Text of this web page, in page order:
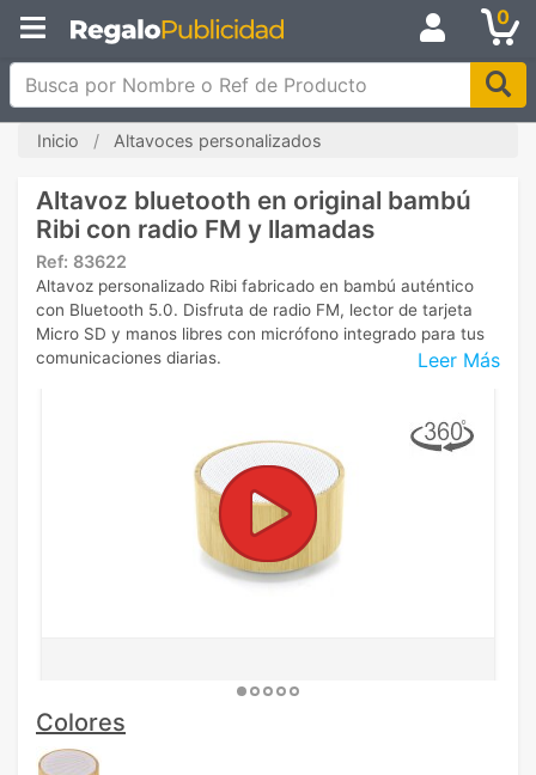
0
Busca por Nombre o Ref de Producto
Inicio Altavoces personalizados
Altavoz bluetooth en original bambú
Ribi con radio FM y llamadas
Ref: 83622
Leer Más
Altavoz personalizado Ribi fabricado en bambú auténtico
con Bluetooth 5.0. Disfruta de radio FM, lector de tarjeta
Micro SD y manos libres con micrófono integrado para tus
comunicaciones diarias.
Colores